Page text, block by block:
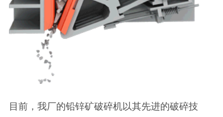
目前，我厂的铅锌矿破碎机以其先进的破碎技